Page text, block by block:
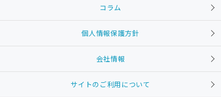
コラム
個人情報保護方針
会社情報
サイトのご利用について